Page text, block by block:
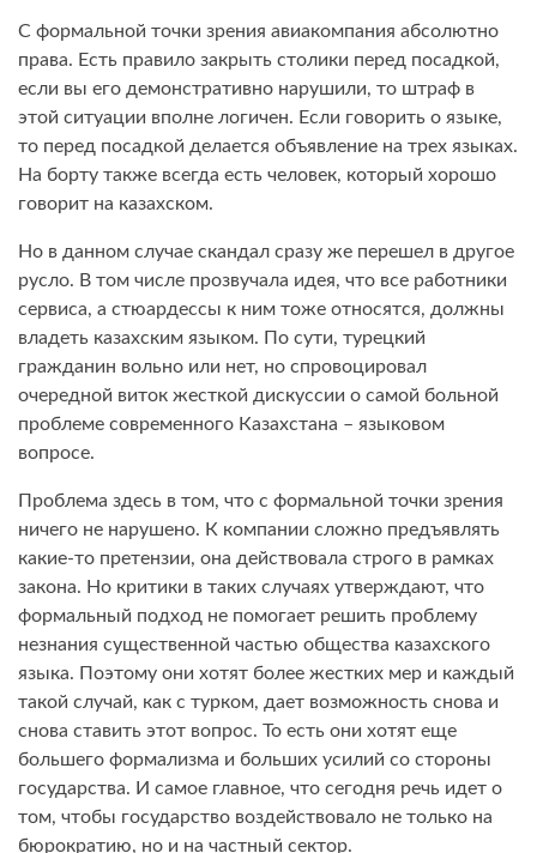
С формальной точки зрения авиакомпания абсолютно
права. Есть правило закрыть столики перед посадкой,
если вы его демонстративно нарушили, то штраф в
этой ситуации вполне логичен. Если говорить о языке,
то перед посадкой делается объявление на трех языках.
На борту также всегда есть человек, который хорошо
говорит на казахском.
Но в данном случае скандал сразу же перешел в другое
русло. В том числе прозвучала идея, что все работники
сервиса, а стюардессы к ним тоже относятся, должны
владеть казахским языком. По сути, турецкий
гражданин вольно или нет, но спровоцировал
очередной виток жесткой дискуссии о самой больной
проблеме современного Казахстана – языковом
вопросе.
Проблема здесь в том, что с формальной точки зрения
ничего не нарушено. К компании сложно предъявлять
какие-то претензии, она действовала строго в рамках
закона. Но критики в таких случаях утверждают, что
формальный подход не помогает решить проблему
незнания существенной частью общества казахского
языка. Поэтому они хотят более жестких мер и каждый
такой случай, как с турком, дает возможность снова и
снова ставить этот вопрос. То есть они хотят еще
большего формализма и больших усилий со стороны
государства. И самое главное, что сегодня речь идет о
том, чтобы государство воздействовало не только на
бюрократию, но и на частный сектор.